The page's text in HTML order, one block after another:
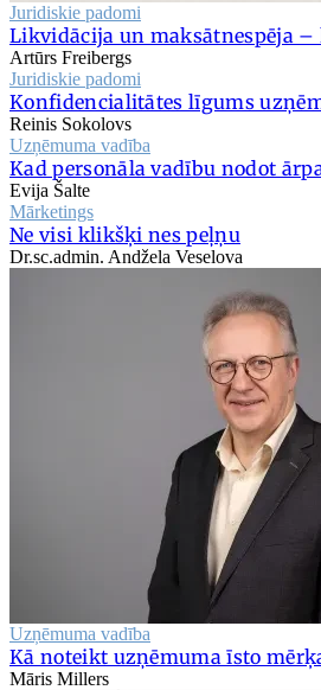
Juridiskie padomi
Likvidācija un maksātnespēja –
Artūrs Freibergs
Juridiskie padomi
Konfidencialitātes līgums
Reinis Sokolovs
Uzņēmuma vadība
Kad personāla vadību nodot
Evija Šalte
Mārketings
Ne visi klikšķi nes peļņu
Dr.sc.admin. Andžela Veselova
Uzņēmuma vadība
Kā noteikt uzņēmuma īsto
Māris Millers